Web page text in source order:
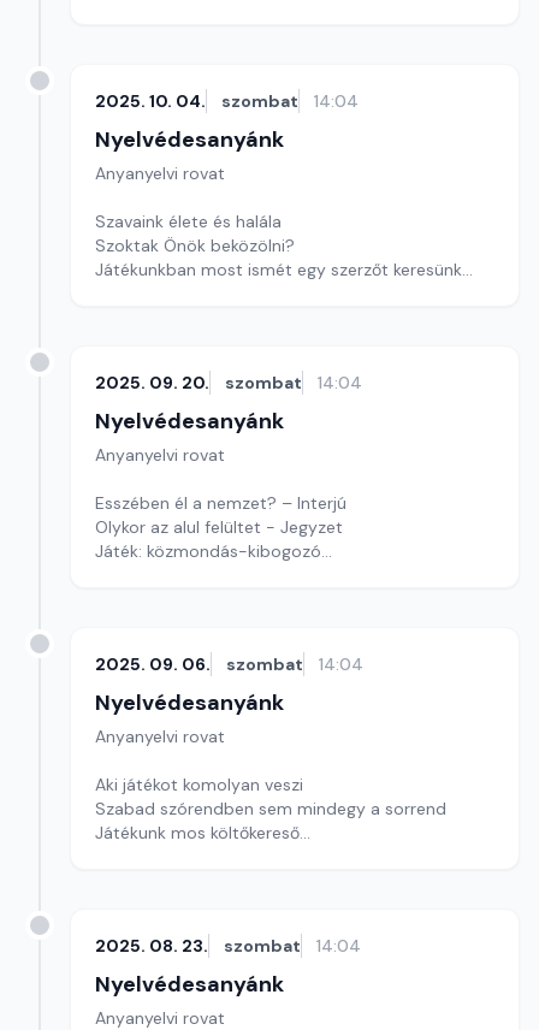
Szerkesztő: Nagy György András
2025. 10. 04. szombat 14:04
Nyelvédesanyánk
Anyanyelvi rovat
Szavaink élete és halála
Szoktak Önök beközölni?
Játékunkban most ismét egy szerzőt keresünk
2025. 09. 20. szombat 14:04
Nyelvédesanyánk
Anyanyelvi rovat
Esszében él a nemzet? – Interjú
Olykor az alul felültet - Jegyzet
Játék: közmondás-kibogozó
2025. 09. 06. szombat 14:04
Nyelvédesanyánk
Anyanyelvi rovat
Aki játékot komolyan veszi
Szabad szórendben sem mindegy a sorrend
Játékunk mos költőkereső
2025. 08. 23. szombat 14:04
Nyelvédesanyánk
Anyanyelvi rovat